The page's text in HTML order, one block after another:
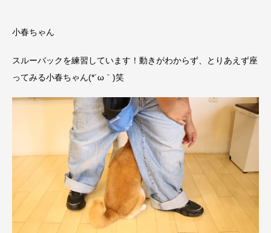
小春ちゃん
スルーバックを練習しています！動きがわからず、とりあえず座
ってみる小春ちゃん(*´ω｀)笑